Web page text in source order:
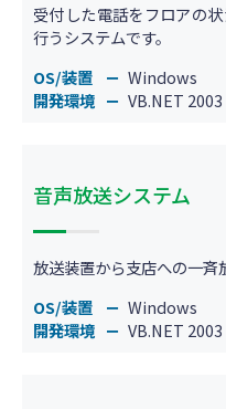
受付した電話をフロアの
行うシステムです。
OS/装置
Windows
開発環境
VB.NET 2003
音声放送システム
放送装置から支店への一斉
OS/装置
Windows
開発環境
VB.NET 2003